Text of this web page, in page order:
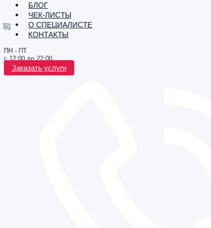
БЛОГ
ЧЕК-ЛИСТЫ
О СПЕЦИАЛИСТЕ
КОНТАКТЫ
ПН - ПТ
с 12:00 до 22:00
Заказать услуги